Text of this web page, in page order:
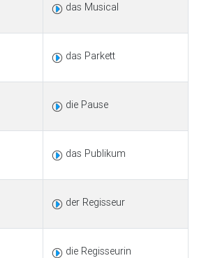
das Musical
das Parkett
die Pause
das Publikum
der Regisseur
die Regisseurin